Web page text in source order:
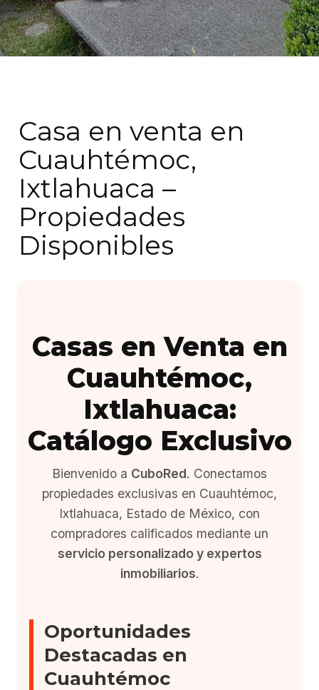
Casa en venta en
Cuauhtémoc,
Ixtlahuaca –
Propiedades
Disponibles
Casas en Venta en
Cuauhtémoc,
Ixtlahuaca:
Catálogo Exclusivo
Bienvenido a CuboRed. Conectamos
propiedades exclusivas en Cuauhtémoc,
Ixtlahuaca, Estado de México, con
compradores calificados mediante un
servicio personalizado y expertos
inmobiliarios.
Oportunidades
Destacadas en
Cuauhtémoc